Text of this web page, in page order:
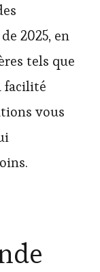
2025, en
tels que
facilité
vous